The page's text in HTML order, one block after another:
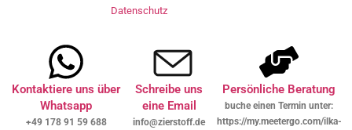
Datenschutz
Kontaktiere uns über
Whatsapp
+49 178 91 59 688
Schreibe uns
eine Email
info@zierstoff.de
Persönliche Beratung
buche einen Termin unter:
https://my.meetergo.com/ilka-